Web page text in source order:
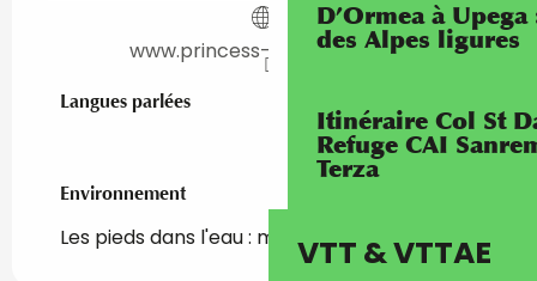
D’Ormea à
des Alpes ligures
Itinéraire Col St
Refuge CAI
Terza
VTT & VTTAE
www.princess-richmond.com
Langues parlées
Langues parlées
Environnement
Environnement
Les pieds dans l'eau : mer